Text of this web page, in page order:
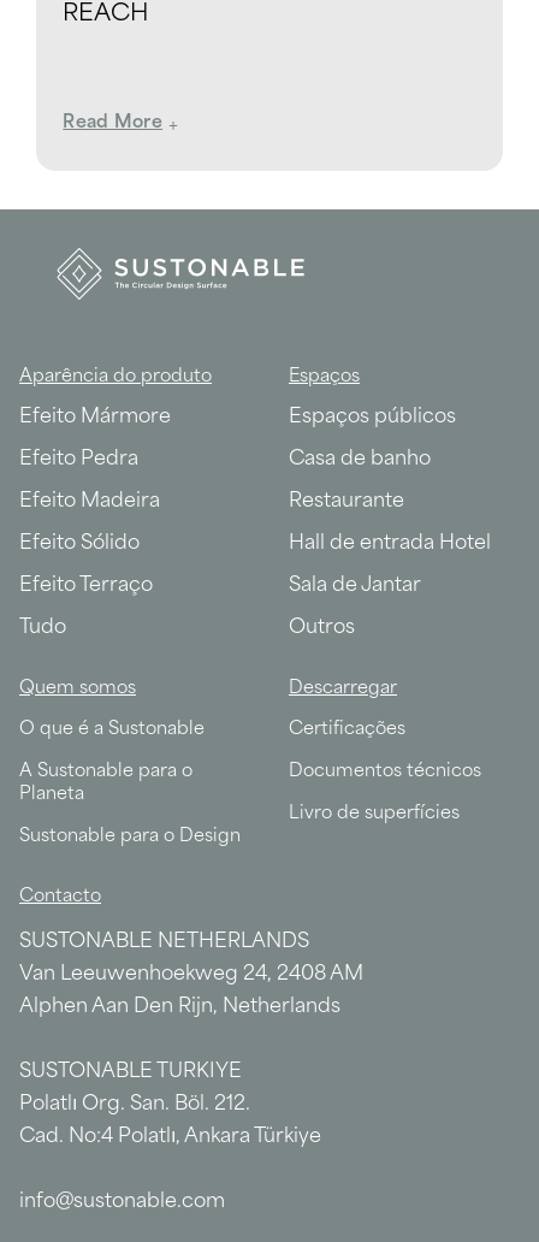
REACH
Read More
Aparência do produto
Efeito Mármore
Efeito Pedra
Efeito Madeira
Efeito Sólido
Efeito Terraço
Tudo
Espaços
Espaços públicos
Casa de banho
Restaurante
Hall de entrada Hotel
Sala de Jantar
Outros
Quem somos
O que é a Sustonable
A Sustonable para o
Planeta
Sustonable para o Design
Descarregar
Certificações
Documentos técnicos
Livro de superfícies
Contacto
SUSTONABLE NETHERLANDS
Van Leeuwenhoekweg 24, 2408 AM
Alphen Aan Den Rijn, Netherlands
SUSTONABLE TURKIYE
Polatlı Org. San. Böl. 212.
Cad. No:4 Polatlı, Ankara Türkiye
info@sustonable.com